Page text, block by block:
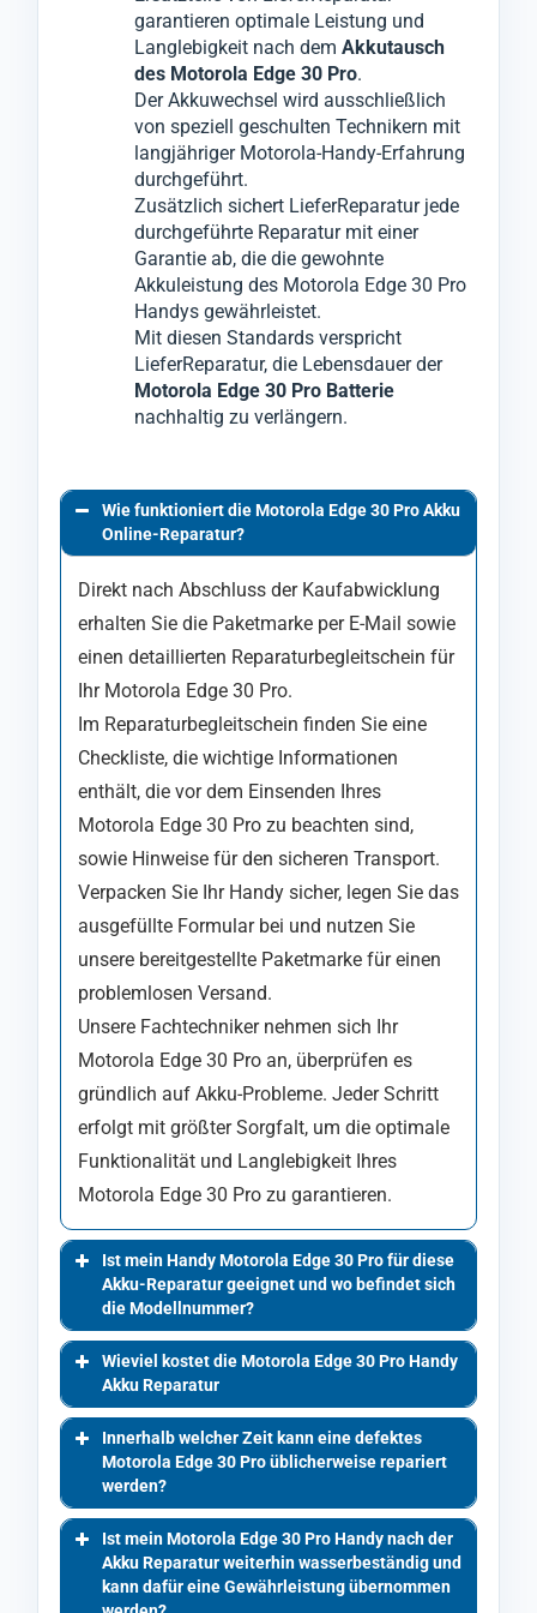
garantieren optimale Leistung und
Langlebigkeit nach dem Akkutausch
des Motorola Edge 30 Pro.
Der Akkuwechsel wird ausschließlich
von speziell geschulten Technikern mit
langjähriger Motorola-Handy-Erfahrung
durchgeführt.
Zusätzlich sichert LieferReparatur jede
durchgeführte Reparatur mit einer
Garantie ab, die die gewohnte
Akkuleistung des Motorola Edge 30 Pro
Handys gewährleistet.
Mit diesen Standards verspricht
LieferReparatur, die Lebensdauer der
Motorola Edge 30 Pro Batterie
nachhaltig zu verlängern.
Wie funktioniert die Motorola Edge 30 Pro Akku
Online-Reparatur?
Direkt nach Abschluss der Kaufabwicklung
erhalten Sie die Paketmarke per E-Mail sowie
einen detaillierten Reparaturbegleitschein für
Ihr Motorola Edge 30 Pro.
Im Reparaturbegleitschein finden Sie eine
Checkliste, die wichtige Informationen
enthält, die vor dem Einsenden Ihres
Motorola Edge 30 Pro zu beachten sind,
sowie Hinweise für den sicheren Transport.
Verpacken Sie Ihr Handy sicher, legen Sie das
ausgefüllte Formular bei und nutzen Sie
unsere bereitgestellte Paketmarke für einen
problemlosen Versand.
Unsere Fachtechniker nehmen sich Ihr
Motorola Edge 30 Pro an, überprüfen es
gründlich auf Akku-Probleme. Jeder Schritt
erfolgt mit größter Sorgfalt, um die optimale
Funktionalität und Langlebigkeit Ihres
Motorola Edge 30 Pro zu garantieren.
Ist mein Handy Motorola Edge 30 Pro für diese
Akku-Reparatur geeignet und wo befindet sich
die Modellnummer?
Wieviel kostet die Motorola Edge 30 Pro Handy
Akku Reparatur
Innerhalb welcher Zeit kann eine defektes
Motorola Edge 30 Pro üblicherweise repariert
werden?
Ist mein Motorola Edge 30 Pro Handy nach der
Akku Reparatur weiterhin wasserbeständig und
kann dafür eine Gewährleistung übernommen